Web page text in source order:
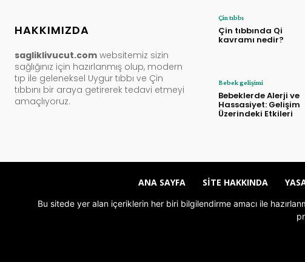
HAKKIMIZDA
sagliklivucut.com websitemiz sizin
sağlığınız için hazırlanmış olup, modern
tıp ile geleneksel Uygur tıbbı ve Çin
tıbbını bir araya getirerek tedavi etmeyi
amaçlıyoruz.
Çin tıbbı
Çin tıbbında Qi
kavramı nedir?
Bebek gelişimi
Bebeklerde Alerji ve
Hassasiyet: Gelişim
Üzerindeki Etkileri
ANA SAYFA SITE HAKKINDA
Bu sitede yer alan içeriklerin her biri bilgilendirme amacı ile